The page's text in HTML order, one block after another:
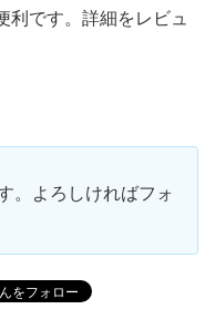
利です。詳細をレビュ
。よろしければフォ